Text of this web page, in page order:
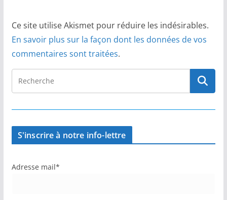
Ce site utilise Akismet pour réduire les indésirables.
En savoir plus sur la façon dont les données de vos
commentaires sont traitées.
S'inscrire à notre info-lettre
Adresse mail*